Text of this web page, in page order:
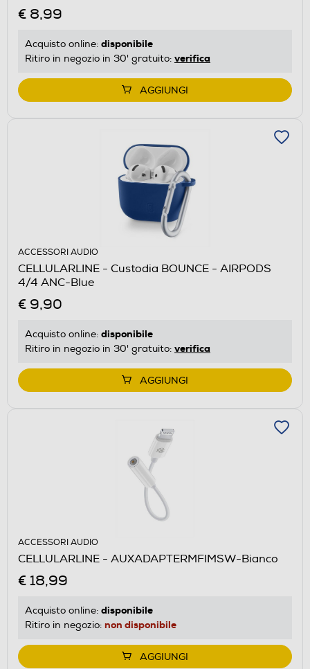
€ 8,99
Acquisto online: disponibile
Ritiro in negozio in 30' gratuito: verifica
AGGIUNGI
ACCESSORI AUDIO
CELLULARLINE - Custodia BOUNCE - AIRPODS
4/4 ANC-Blue
€ 9,90
Acquisto online: disponibile
Ritiro in negozio in 30' gratuito: verifica
AGGIUNGI
ACCESSORI AUDIO
CELLULARLINE - AUXADAPTERMFIMSW-Bianco
€ 18,99
Acquisto online: disponibile
Ritiro in negozio: non disponibile
AGGIUNGI